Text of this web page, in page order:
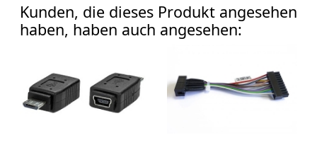
Kunden, die dieses Produkt angesehen
haben, haben auch angesehen: